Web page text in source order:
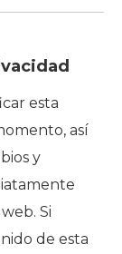
esta
así
y
Si
de esta